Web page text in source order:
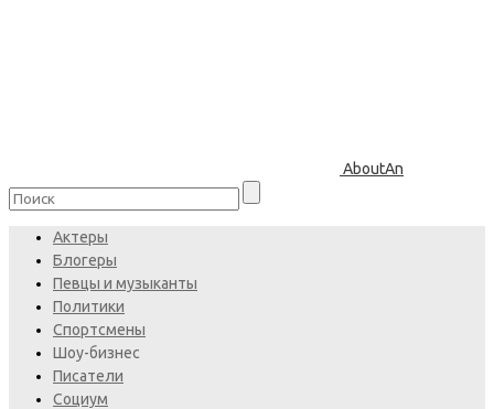
AboutAn
Актеры
Блогеры
Певцы и музыканты
Политики
Спортсмены
Шоу-бизнес
Писатели
Социум